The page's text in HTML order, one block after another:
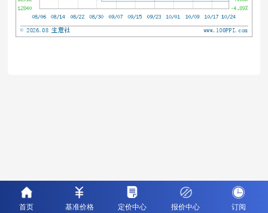
首页 基准价格 定价中心 报价中心 订阅